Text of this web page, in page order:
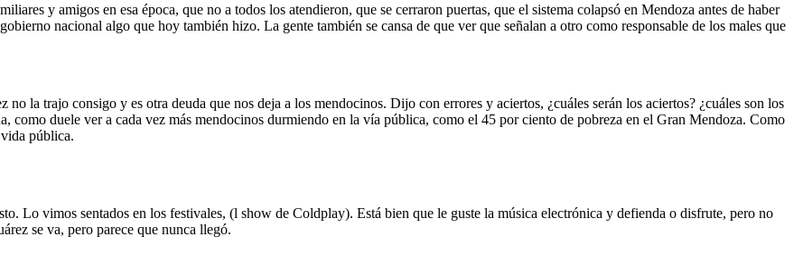
y amigos en esa época, que no a todos los atendieron, que se cerraron puertas, que el sistema colapsó en Mendoza antes de haber
nacional algo que hoy también hizo. La gente también se cansa de que ver que señalan a otro como responsable de los males que
la trajo consigo y es otra deuda que nos deja a los mendocinos. Dijo con errores y aciertos, ¿cuáles serán los aciertos? ¿cuáles son los
como duele ver a cada vez más mendocinos durmiendo en la vía pública, como el 45 por ciento de pobreza en el Gran Mendoza. Como
pública.
Lo vimos sentados en los festivales, (l show de Coldplay). Está bien que le guste la música electrónica y defienda o disfrute, pero no
se va, pero parece que nunca llegó.